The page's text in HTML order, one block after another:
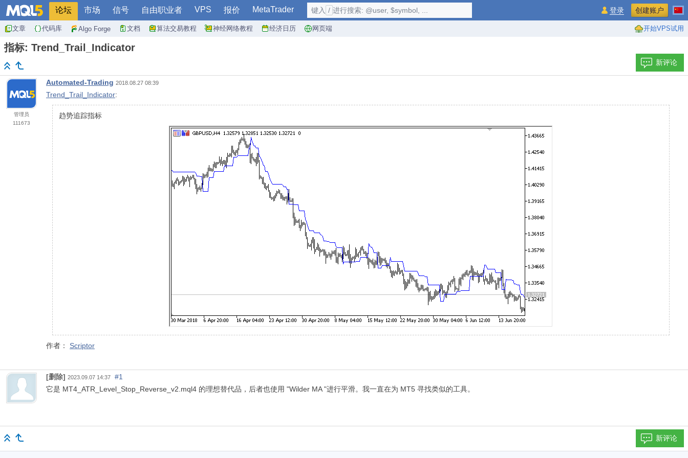
论坛 市场 信号 自由职业者 VPS 报价 MetaTrader
文章 代码库 Algo Forge 文档 算法交易教程 神经网络教程 经济日历 网页端 开始VPS试用
键入 / 进行搜索: @user, $symbol, ... 登录 创建账户
指标: Trend_Trail_Indicator
新评论
管理员
111673
Automated-Trading 2018.08.27 08:39
Trend_Trail_Indicator:
趋势追踪指标
作者： Scriptor
[删除] 2023.09.07 14:37
#1
它是 MT4_ATR_Level_Stop_Reverse_v2.mql4 的理想替代品，后者也使用 "Wilder MA "进行平滑。我一直在为 MT5 寻找类似的工具。
新评论